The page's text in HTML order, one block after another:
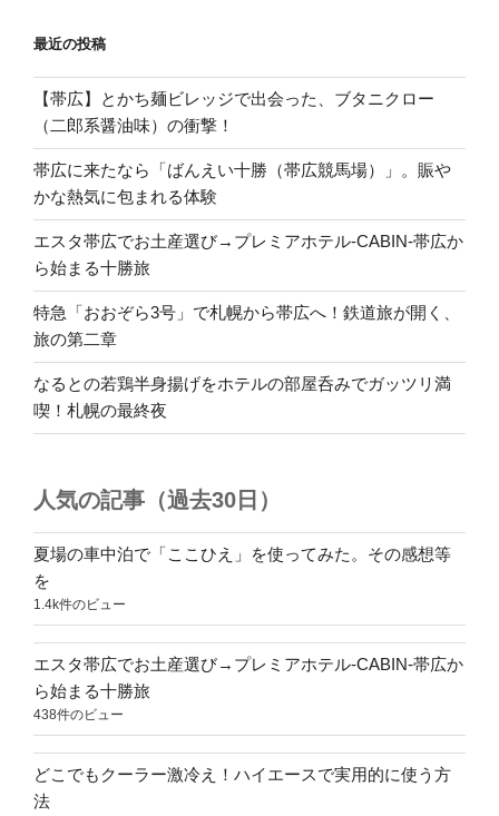
最近の投稿
【帯広】とかち麺ビレッジで出会った、ブタニクロー
（二郎系醤油味）の衝撃！
帯広に来たなら「ばんえい十勝（帯広競馬場）」。賑や
かな熱気に包まれる体験
エスタ帯広でお土産選び→プレミアホテル-CABIN-帯広か
ら始まる十勝旅
特急「おおぞら3号」で札幌から帯広へ！鉄道旅が開く、
旅の第二章
なるとの若鶏半身揚げをホテルの部屋呑みでガッツリ満
喫！札幌の最終夜
人気の記事（過去30日）
夏場の車中泊で「ここひえ」を使ってみた。その感想等
を
1.4k件のビュー
エスタ帯広でお土産選び→プレミアホテル-CABIN-帯広か
ら始まる十勝旅
438件のビュー
どこでもクーラー激冷え！ハイエースで実用的に使う方
法